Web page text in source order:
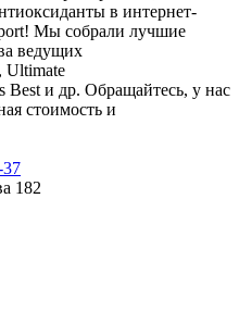
в интернет-
Мы собрали лучшие
ведущих
Ultimate
Best и др. Обращайтесь, у нас
стоимость и
37
182